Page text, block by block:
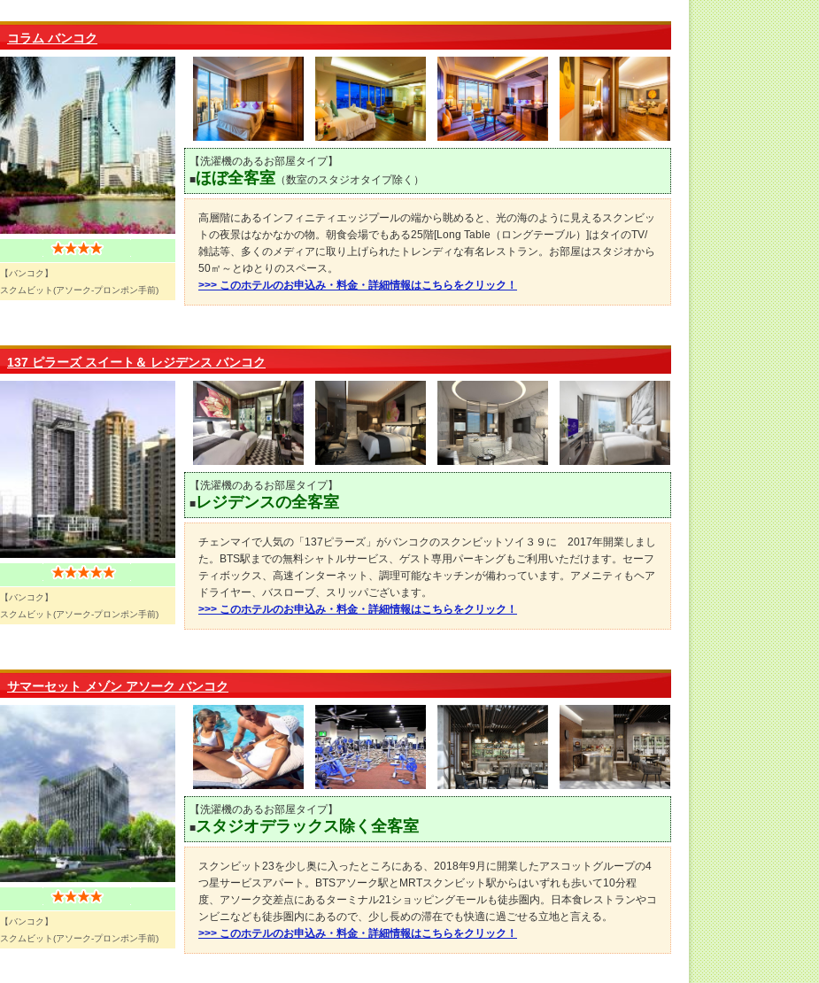
コラム バンコク
【バンコク】
スクムビット(アソーク-プロンポン手前)
【洗濯機のあるお部屋タイプ】
■ほぼ全客室 （数室のスタジオタイプ除く）
高層階にあるインフィニティエッジプールの端から眺めると、光の海のように見えるスクンビッ
トの夜景はなかなかの物。朝食会場でもある25階[Long Table（ロングテーブル）]はタイのTV/
雑誌等、多くのメディアに取り上げられたトレンディな有名レストラン。お部屋はスタジオから
50㎡～とゆとりのスペース。
>>> このホテルのお申込み・料金・詳細情報はこちらをクリック！
137 ピラーズ スイート＆ レジデンス バンコク
【バンコク】
スクムビット(アソーク-プロンポン手前)
【洗濯機のあるお部屋タイプ】
■レジデンスの全客室
チェンマイで人気の「137ピラーズ」がバンコクのスクンビットソイ３９に 2017年開業しまし
た。BTS駅までの無料シャトルサービス、ゲスト専用パーキングもご利用いただけます。セーフ
ティボックス、高速インターネット、調理可能なキッチンが備わっています。アメニティもヘア
ドライヤー、バスローブ、スリッパございます。
>>> このホテルのお申込み・料金・詳細情報はこちらをクリック！
サマーセット メゾン アソーク バンコク
【バンコク】
スクムビット(アソーク-プロンポン手前)
【洗濯機のあるお部屋タイプ】
■スタジオデラックス除く全客室
スクンビット23を少し奥に入ったところにある、2018年9月に開業したアスコットグループの4
つ星サービスアパート。BTSアソーク駅とMRTスクンビット駅からはいずれも歩いて10分程
度、アソーク交差点にあるターミナル21ショッピングモールも徒歩圏内。日本食レストランやコ
ンビニなども徒歩圏内にあるので、少し長めの滞在でも快適に過ごせる立地と言える。
>>> このホテルのお申込み・料金・詳細情報はこちらをクリック！